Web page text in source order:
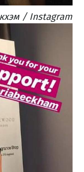
/ Instagram